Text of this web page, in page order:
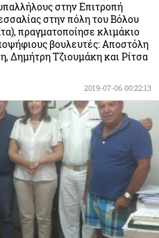
στην Επιτροπή
στην πόλη του Βόλου
πραγματοποίησε κλιμάκιο
βουλευτές: Αποστόλη
Δημήτρη Τζιουμάκη και Ρίτσα
2019-07-06 00:22:13